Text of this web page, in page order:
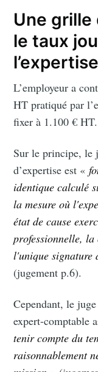
Une
le taux
l’expertise
L’employeur a
HT pratiqué par
fixer à 1.100 € HT.
Sur le principe, le
d’expertise est «
identique calculé
la mesure où
état de cause
professionnelle,
l'unique
(jugement p.6).
Cependant, le
expert-comptable
tenir compte du
raisonnablement
Stay up to
greatest